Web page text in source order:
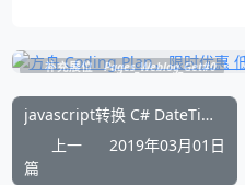
补充展位 Pages_Weblog_Get#0
javascript转换 C# DateTime为字符串显示格式
上一
篇
2019年03月01日